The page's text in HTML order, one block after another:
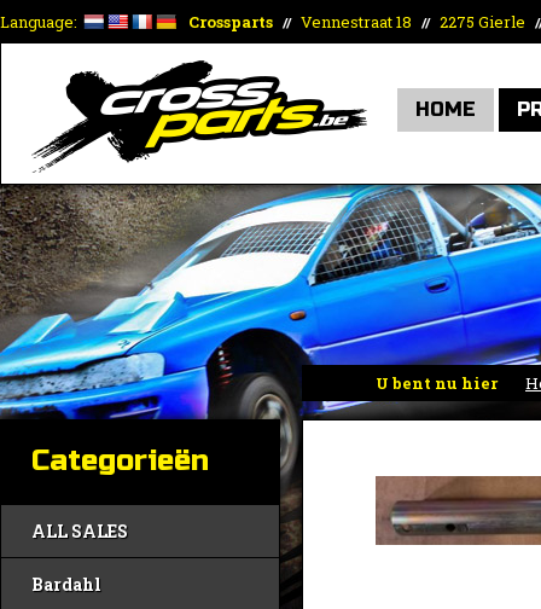
Language: Crossparts // Vennestraat 18 // 2275 Gierle
HOME
U bent nu hier
Categorieën
ALL SALES
Bardahl